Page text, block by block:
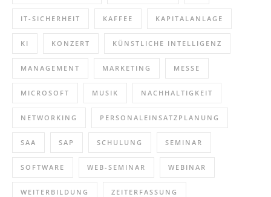
IT-SICHERHEIT KAFFEE KAPITALANLAGE
KI KONZERT KÜNSTLICHE INTELLIGENZ
MANAGEMENT MARKETING MESSE
MICROSOFT MUSIK NACHHALTIGKEIT
NETWORKING PERSONALEINSATZPLANUNG
SAA SAP SCHULUNG SEMINAR
SOFTWARE WEB-SEMINAR WEBINAR
WEITERBILDUNG ZEITERFASSUNG